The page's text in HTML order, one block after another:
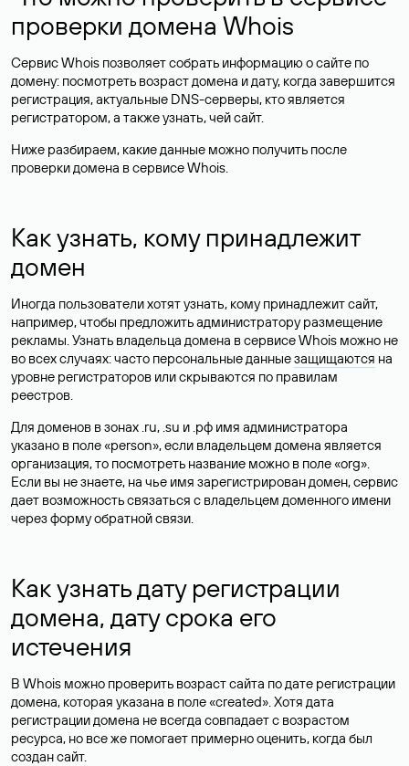
проверки домена Whois
Сервис Whois позволяет собрать информацию о сайте по
домену: посмотреть возраст домена и дату, когда завершится
регистрация, актуальные DNS-серверы, кто является
регистратором, а также узнать, чей сайт.
Ниже разбираем, какие данные можно получить после
проверки домена в сервисе Whois.
Как узнать, кому принадлежит
домен
Иногда пользователи хотят узнать, кому принадлежит сайт,
например, чтобы предложить администратору размещение
рекламы. Узнать владельца домена в сервисе Whois можно не
во всех случаях: часто персональные данныезащищаются на
уровне регистраторов или скрываются по правилам
реестров.
Для доменов в зонах .ru, .su и .рф имя администратора
указано в поле «person», если владельцем домена является
организация, то посмотреть название можно в поле «org».
Если вы не знаете, на чье имя зарегистрирован домен, сервис
дает возможность связаться с владельцем доменного имени
через форму обратной связи.
Как узнать дату регистрации
домена, дату срока его
истечения
В Whois можно проверить возраст сайта по дате регистрации
домена, которая указана в поле «created». Хотя дата
регистрации домена не всегда совпадает с возрастом
ресурса, но все же помогает примерно оценить, когда был
создан сайт.